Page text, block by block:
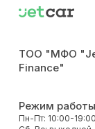
ТОО "МФО
Finance"
Режим
Пн-Пт: 10:00-19:00